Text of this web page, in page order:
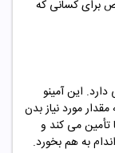
برای کسانی که
این آمینو
مورد نیاز بدن
تأمین می کند و
به هم بخورد.